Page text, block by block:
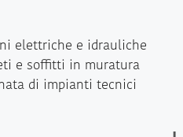
elettriche e idrauliche
e soffitti in muratura
di impianti tecnici